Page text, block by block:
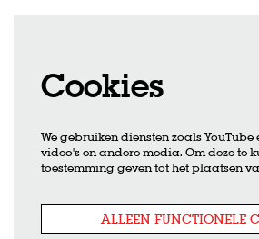
Cookies
We gebruiken diensten zoals YouTube
video's en andere media. Om deze te
toestemming geven tot het plaatsen
ALLEEN FUNCTIONELE